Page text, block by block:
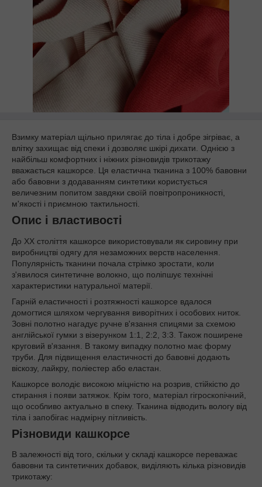
Взимку матеріал щільно прилягає до тіла і добре зігріває, а
влітку захищає від спеки і дозволяє шкірі дихати. Однією з
найбільш комфортних і ніжних різновидів трикотажу
вважається кашкорсе. Ця еластична тканина з 100% бавовни
або бавовни з додаванням синтетики користується
величезним попитом завдяки своїй повітропроникності,
м'якості і приємною тактильності.
Опис і властивості
До XX століття кашкорсе використовували як сировину при
виробництві одягу для незаможних верств населення.
Популярність тканини почала стрімко зростати, коли
з'явилося синтетичне волокно, що поліпшує технічні
характеристики натуральної матерії.
Гарній еластичності і розтяжності кашкорсе вдалося
домогтися шляхом чергування виворітних і особових ниток.
Зовні полотно нагадує ручне в'язання спицями за схемою
англійської гумки з візерунком 1:1, 2:2, 3:3. Також поширене
круговий в'язання. В такому випадку полотно має форму
труби. Для підвищення еластичності до бавовні додають
віскозу, лайкру, поліестер або еластан.
Кашкорсе володіє високою міцністю на розрив, стійкістю до
стирання і появи затяжок. Крім того, матеріал гігроскопічний,
що особливо актуально в спеку. Тканина відводить вологу від
тіла і запобігає надмірну пітливість.
Різновиди кашкорсе
В залежності від того, скільки у складі кашкорсе переважає
бавовни та синтетичних добавок, виділяють кілька різновидів
трикотажу: